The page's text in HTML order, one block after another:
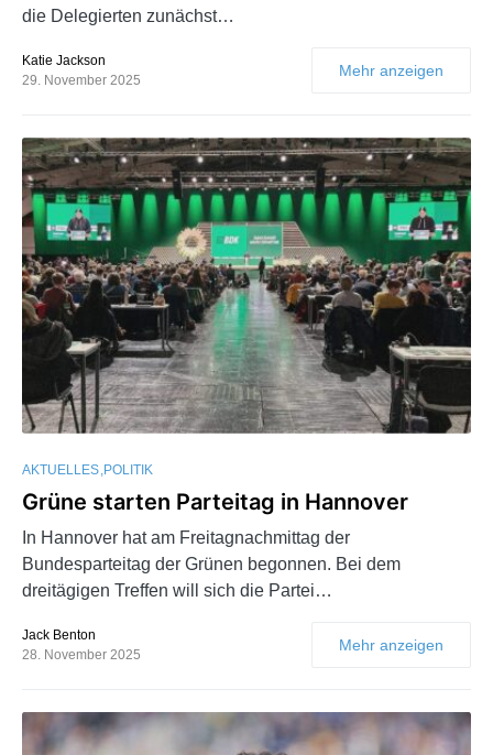
die Delegierten zunächst…
Katie Jackson
29. November 2025
Mehr anzeigen
AKTUELLES POLITIK
Grüne starten Parteitag in Hannover
In Hannover hat am Freitagnachmittag der
Bundesparteitag der Grünen begonnen. Bei dem
dreitägigen Treffen will sich die Partei…
Jack Benton
28. November 2025
Mehr anzeigen